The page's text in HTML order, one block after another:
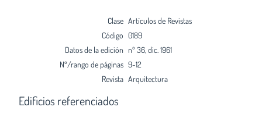
Clase Artículos de Revistas
Código 0189
Datos de la edición nº 36, dic. 1961
Nº/rango de páginas 9-12
Revista Arquitectura
Edificios referenciados